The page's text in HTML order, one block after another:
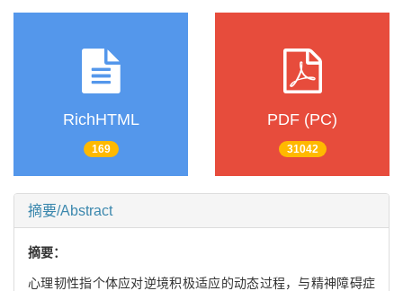
RichHTML
169
PDF (PC)
31042
摘要/Abstract
摘要：
心理韧性指个体应对逆境积极适应的动态过程，与精神障碍症